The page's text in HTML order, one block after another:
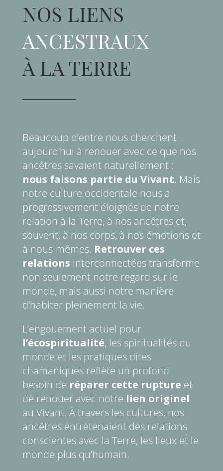
NOS LIENS
ANCESTRAUX
À LA TERRE
Beaucoup d’entre nous cherchent
aujourd’hui à renouer avec ce que nos
ancêtres savaient naturellement :
nous faisons partie du Vivant. Mais
notre culture occidentale nous a
progressivement éloignés de notre
relation à la Terre, à nos ancêtres et,
souvent, à nos corps, à nos émotions et
à nous-mêmes. Retrouver ces
relations interconnectées transforme
non seulement notre regard sur le
monde, mais aussi notre manière
d’habiter pleinement la vie.
L’engouement actuel pour
l’écospiritualité, les spiritualités du
monde et les pratiques dites
chamaniques reflète un profond
besoin de réparer cette rupture et
de renouer avec notre lien originel
au Vivant. À travers les cultures, nos
ancêtres entretenaient des relations
conscientes avec la Terre, les lieux et le
monde plus qu’humain.